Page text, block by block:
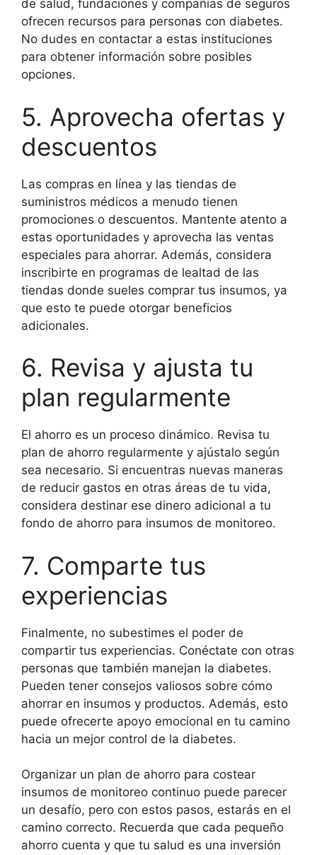
de salud, fundaciones y compañías de seguros
ofrecen recursos para personas con diabetes.
No dudes en contactar a estas instituciones
para obtener información sobre posibles
opciones.
5. Aprovecha ofertas y
descuentos
Las compras en línea y las tiendas de
suministros médicos a menudo tienen
promociones o descuentos. Mantente atento a
estas oportunidades y aprovecha las ventas
especiales para ahorrar. Además, considera
inscribirte en programas de lealtad de las
tiendas donde sueles comprar tus insumos, ya
que esto te puede otorgar beneficios
adicionales.
6. Revisa y ajusta tu
plan regularmente
El ahorro es un proceso dinámico. Revisa tu
plan de ahorro regularmente y ajústalo según
sea necesario. Si encuentras nuevas maneras
de reducir gastos en otras áreas de tu vida,
considera destinar ese dinero adicional a tu
fondo de ahorro para insumos de monitoreo.
7. Comparte tus
experiencias
Finalmente, no subestimes el poder de
compartir tus experiencias. Conéctate con otras
personas que también manejan la diabetes.
Pueden tener consejos valiosos sobre cómo
ahorrar en insumos y productos. Además, esto
puede ofrecerte apoyo emocional en tu camino
hacia un mejor control de la diabetes.
Organizar un plan de ahorro para costear
insumos de monitoreo continuo puede parecer
un desafío, pero con estos pasos, estarás en el
camino correcto. Recuerda que cada pequeño
ahorro cuenta y que tu salud es una inversión